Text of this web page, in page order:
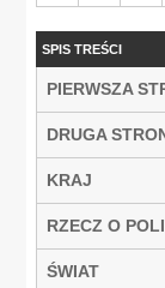
SPIS TREŚCI
PIERWSZA
DRUGA
KRAJ
RZECZ O
ŚWIAT